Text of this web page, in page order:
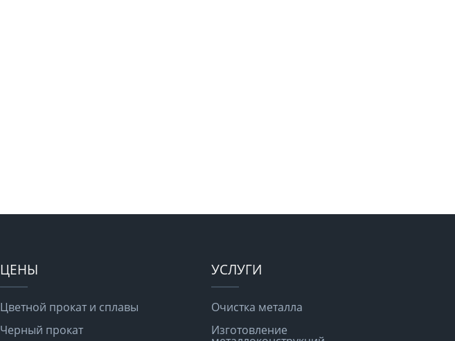
ЦЕНЫ
Цветной прокат и сплавы
Черный прокат
УСЛУГИ
Очистка металла
Изготовление